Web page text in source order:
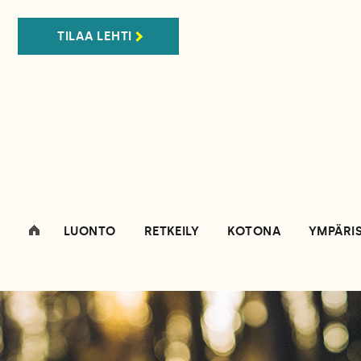
TILAA LEHTI
LUONTO RETKEILY KOTONA